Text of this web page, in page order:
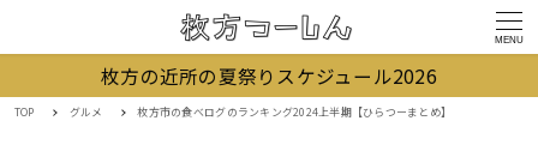
MENU
枚方の近所の夏祭りスケジュール2026
TOP グルメ 枚方市の食べログのランキング2024上半期【ひらつーまとめ】